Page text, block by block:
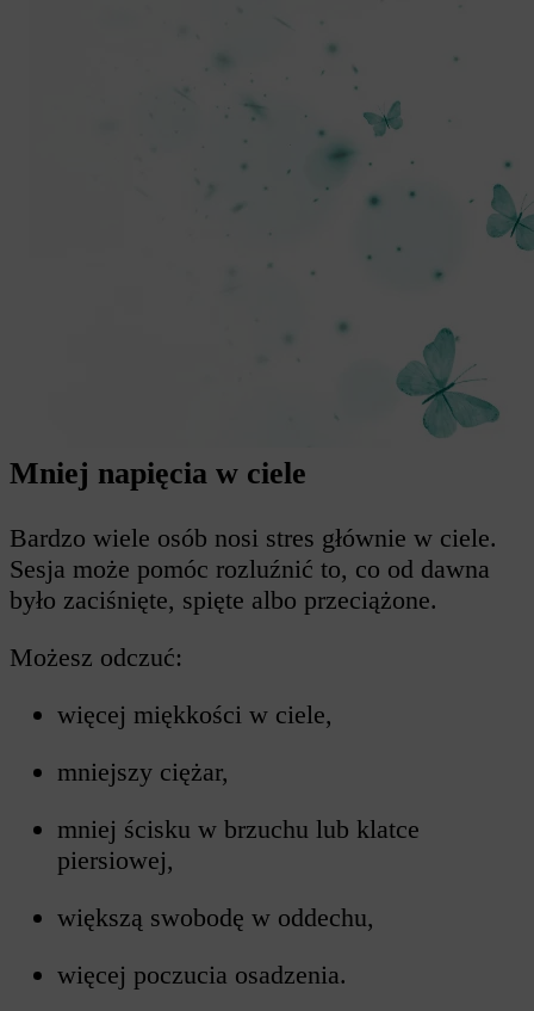
Mniej napięcia w ciele
Bardzo wiele osób nosi stres głównie w ciele.
Sesja może pomóc rozluźnić to, co od dawna
było zaciśnięte, spięte albo przeciążone.
Możesz odczuć:
więcej miękkości w ciele,
mniejszy ciężar,
mniej ścisku w brzuchu lub klatce
piersiowej,
większą swobodę w oddechu,
więcej poczucia osadzenia.